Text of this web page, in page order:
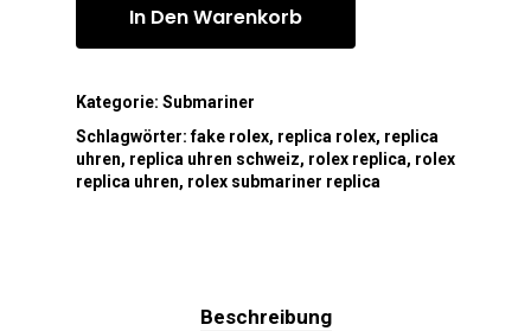
In Den Warenkorb
Kategorie: Submariner
Schlagwörter:fake rolex, replica rolex, replica
uhren, replica uhren schweiz, rolex replica, rolex
replica uhren, rolex submariner replica
Beschreibung